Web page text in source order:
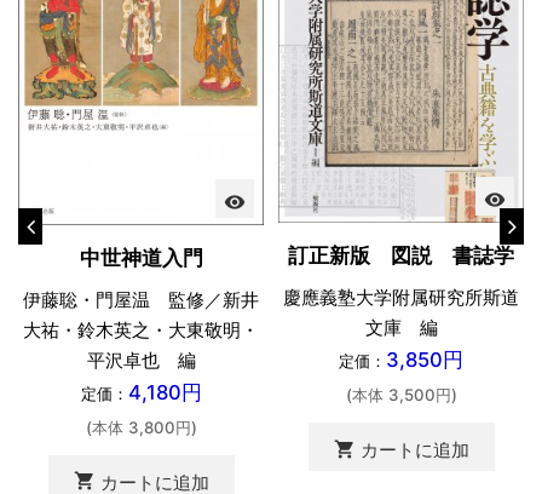
visibility
中世神道入門
伊藤聡・門屋温 監修／新井
大祐・鈴木英之・大東敬明・
平沢卓也 編
定価： 4,180円
(本体 3,800円)
shopping_cart カートに追加
visibility
訂正新版 図説 書誌学
慶應義塾大学附属研究所斯道
文庫 編
定価： 3,850円
(本体 3,500円)
shopping_cart カートに追加